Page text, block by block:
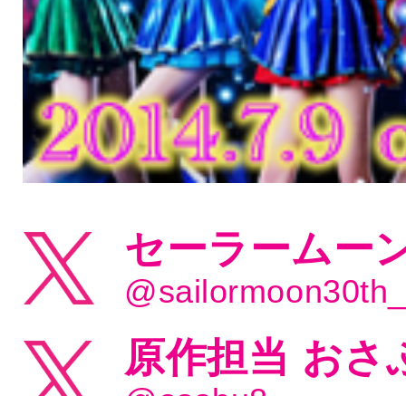
セーラームー
@sailormoon30th_
原作担当 おさ